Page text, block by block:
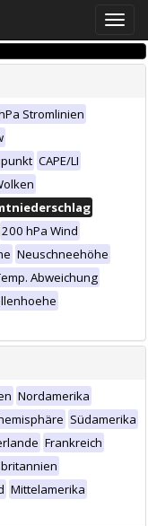
Toggle
Stromlinien
CAPE/LI
200 hPa Wind
Neuschneehöhe
Abweichung
Nordamerika
Südamerika
Frankreich
Mittelamerika